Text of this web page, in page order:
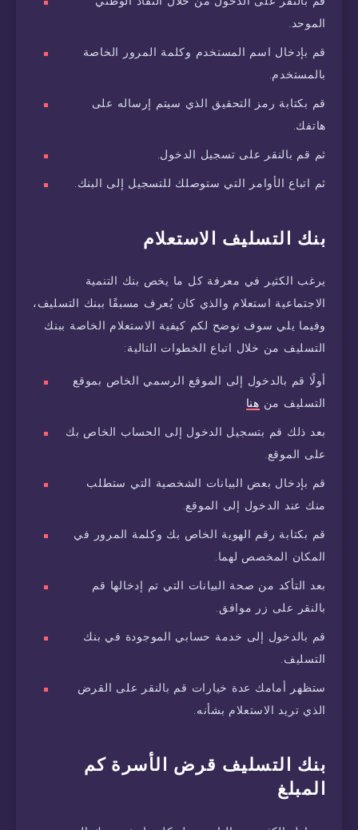
الموحد.
قم بإدخال اسم المستخدم وكلمة المرور الخاصة
بالمستخدم.
قم بكتابة رمز التحقيق الذي سيتم إرساله على
هاتفك.
ثم قم بالنقر على تسجيل الدخول.
ثم اتباع الأوامر التي ستوصلك للتسجيل إلى البنك.
بنك التسليف الاستعلام
يرغب الكثير في معرفة كل ما يخص بنك التنمية
الاجتماعية استعلام والذي كان يُعرف مسبقًا ببنك التسليف،
وفيما يلي سوف نوضح لكم كيفية الاستعلام الخاصة ببنك
التسليف من خلال اتباع الخطوات التالية:
أولًا قم بالدخول إلى الموقع الرسمي الخاص بموقع
التسليف من هنا
بعد ذلك قم بتسجيل الدخول إلى الحساب الخاص بك
على الموقع.
قم بإدخال بعض البيانات الشخصية التي ستطلب
منك عند الدخول إلى الموقع.
قم بكتابة رقم الهوية الخاص بك وكلمة المرور في
المكان المخصص لهما.
بعد التأكد من صحة البيانات التي تم إدخالها قم
بالنقر على زر موافق.
قم بالدخول إلى خدمة حسابي الموجودة في بنك
التسليف.
ستظهر أمامك عدة خيارات قم بالنقر على القرض
الذي تريد الاستعلام بشأنه.
بنك التسليف قرض الأسرة كم
المبلغ